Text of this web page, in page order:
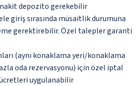
nakit depozito gerekebilir
giriş sırasında müsaitlik durumuna
gerektirebilir. Özel talepler garanti
(aynı konaklama yeri/konaklama
oda rezervasyonu) için özel iptal
uygulanabilir